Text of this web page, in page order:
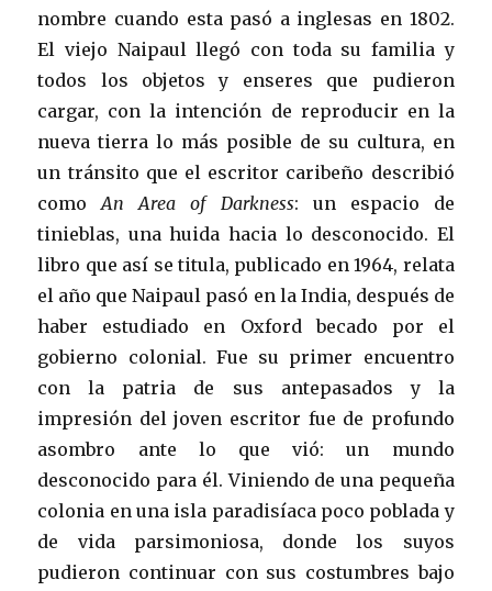
nombre cuando esta pasó a inglesas en 1802.
El viejo Naipaul llegó con toda su familia y
todos los objetos y enseres que pudieron
cargar, con la intención de reproducir en la
nueva tierra lo más posible de su cultura, en
un tránsito que el escritor caribeño describió
comoAn Area of Darkness: un espacio de
tinieblas, una huida hacia lo desconocido. El
libro que así se titula, publicado en 1964, relata
el año que Naipaul pasó en la India, después de
haber estudiado en Oxford becado por el
gobierno colonial. Fue su primer encuentro
con la patria de sus antepasados y la
impresión del joven escritor fue de profundo
asombro ante lo que vió: un mundo
desconocido para él. Viniendo de una pequeña
colonia en una isla paradisíaca poco poblada y
de vida parsimoniosa, donde los suyos
pudieron continuar con sus costumbres bajo